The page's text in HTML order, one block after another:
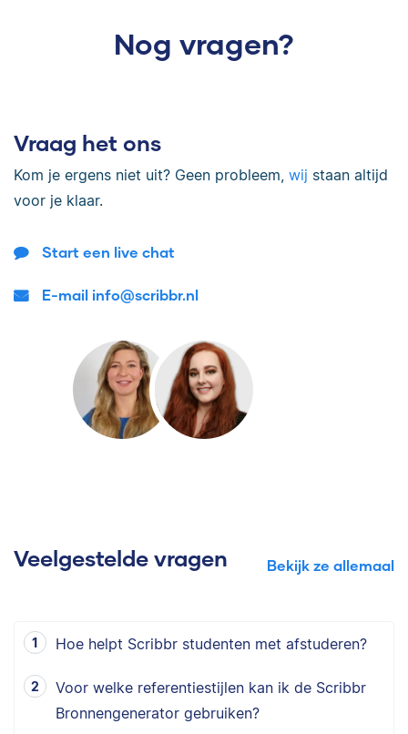
Nog vragen?
Vraag het ons
Kom je ergens niet uit? Geen probleem, wij staan altijd
voor je klaar.
Start een live chat
E-mail info@scribbr.nl
Veelgestelde vragen Bekijk ze allemaal
Hoe helpt Scribbr studenten met afstuderen?
Voor welke referentiestijlen kan ik de Scribbr
Bronnengenerator gebruiken?